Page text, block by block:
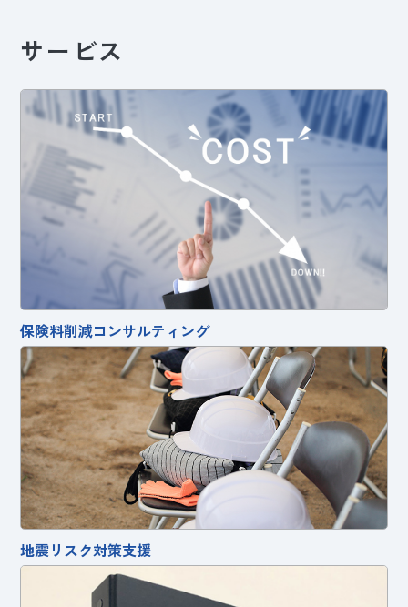
サービス
保険料削減コンサルティング
地震リスク対策支援